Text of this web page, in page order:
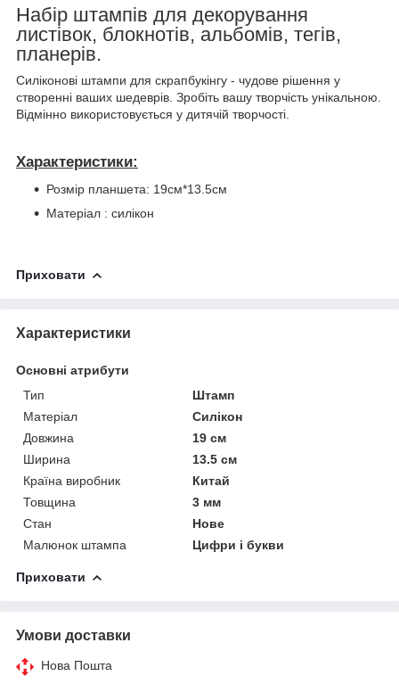
Набір штампів для декорування
листівок, блокнотів, альбомів, тегів,
планерів.
Силіконові штампи для скрапбукінгу - чудове рішення у
створенні ваших шедеврів. Зробіть вашу творчість унікальною.
Відмінно використовується у дитячій творчості.
Характеристики:
Розмір планшета: 19см*13.5см
Матеріал : силікон
Приховати
Характеристики
Основні атрибути
Тип
Штамп
Матеріал
Силікон
Довжина
19 см
Ширина
13.5 см
Країна виробник
Китай
Товщина
3 мм
Стан
Нове
Малюнок штампа
Цифри і букви
Приховати
Умови доставки
Нова Пошта